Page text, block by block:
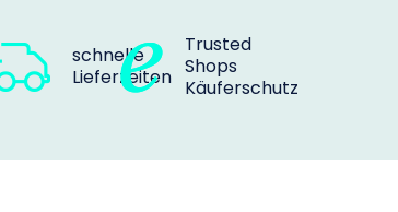
schnelle
Lieferzeiten
Trusted
Shops
Käuferschutz